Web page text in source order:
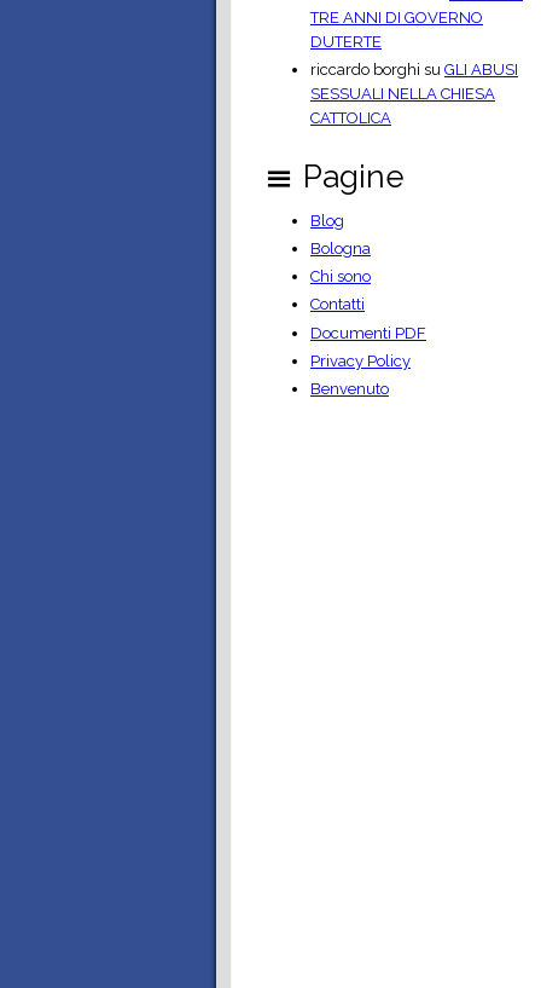
TRE ANNI DI GOVERNO
DUTERTE
riccardo borghi su GLI ABUSI
SESSUALI NELLA CHIESA
CATTOLICA
Pagine
Blog
Bologna
Chi sono
Contatti
Documenti PDF
Privacy Policy
Benvenuto